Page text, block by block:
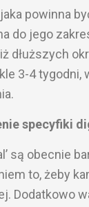
powinna
do jego
dłuższych
3-4 tygodni,
specyfiki
są obecnie
to, żeby
Dodatkowo